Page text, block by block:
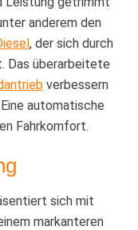
anderem den
, der sich durch
Das überarbeitete
verbessern
automatische
Fahrkomfort.
sich mit
markanteren